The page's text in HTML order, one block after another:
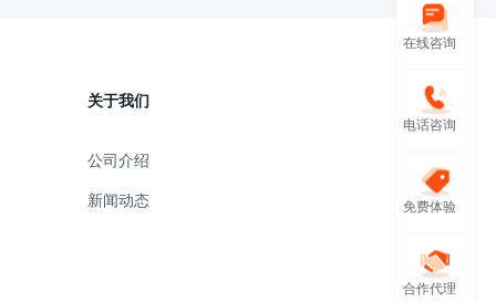
关于我们
公司介绍
新闻动态
在线咨询
电话咨询
免费体验
合作代理